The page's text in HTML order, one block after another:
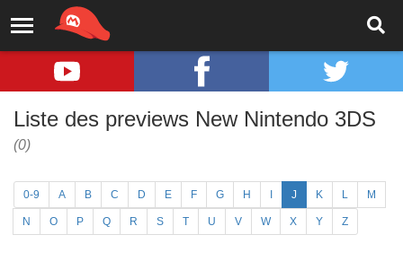
Liste des previews New Nintendo 3DS
(0)
0-9 A B C D E F G H J K L M
N O P Q R S T U V W X Y Z